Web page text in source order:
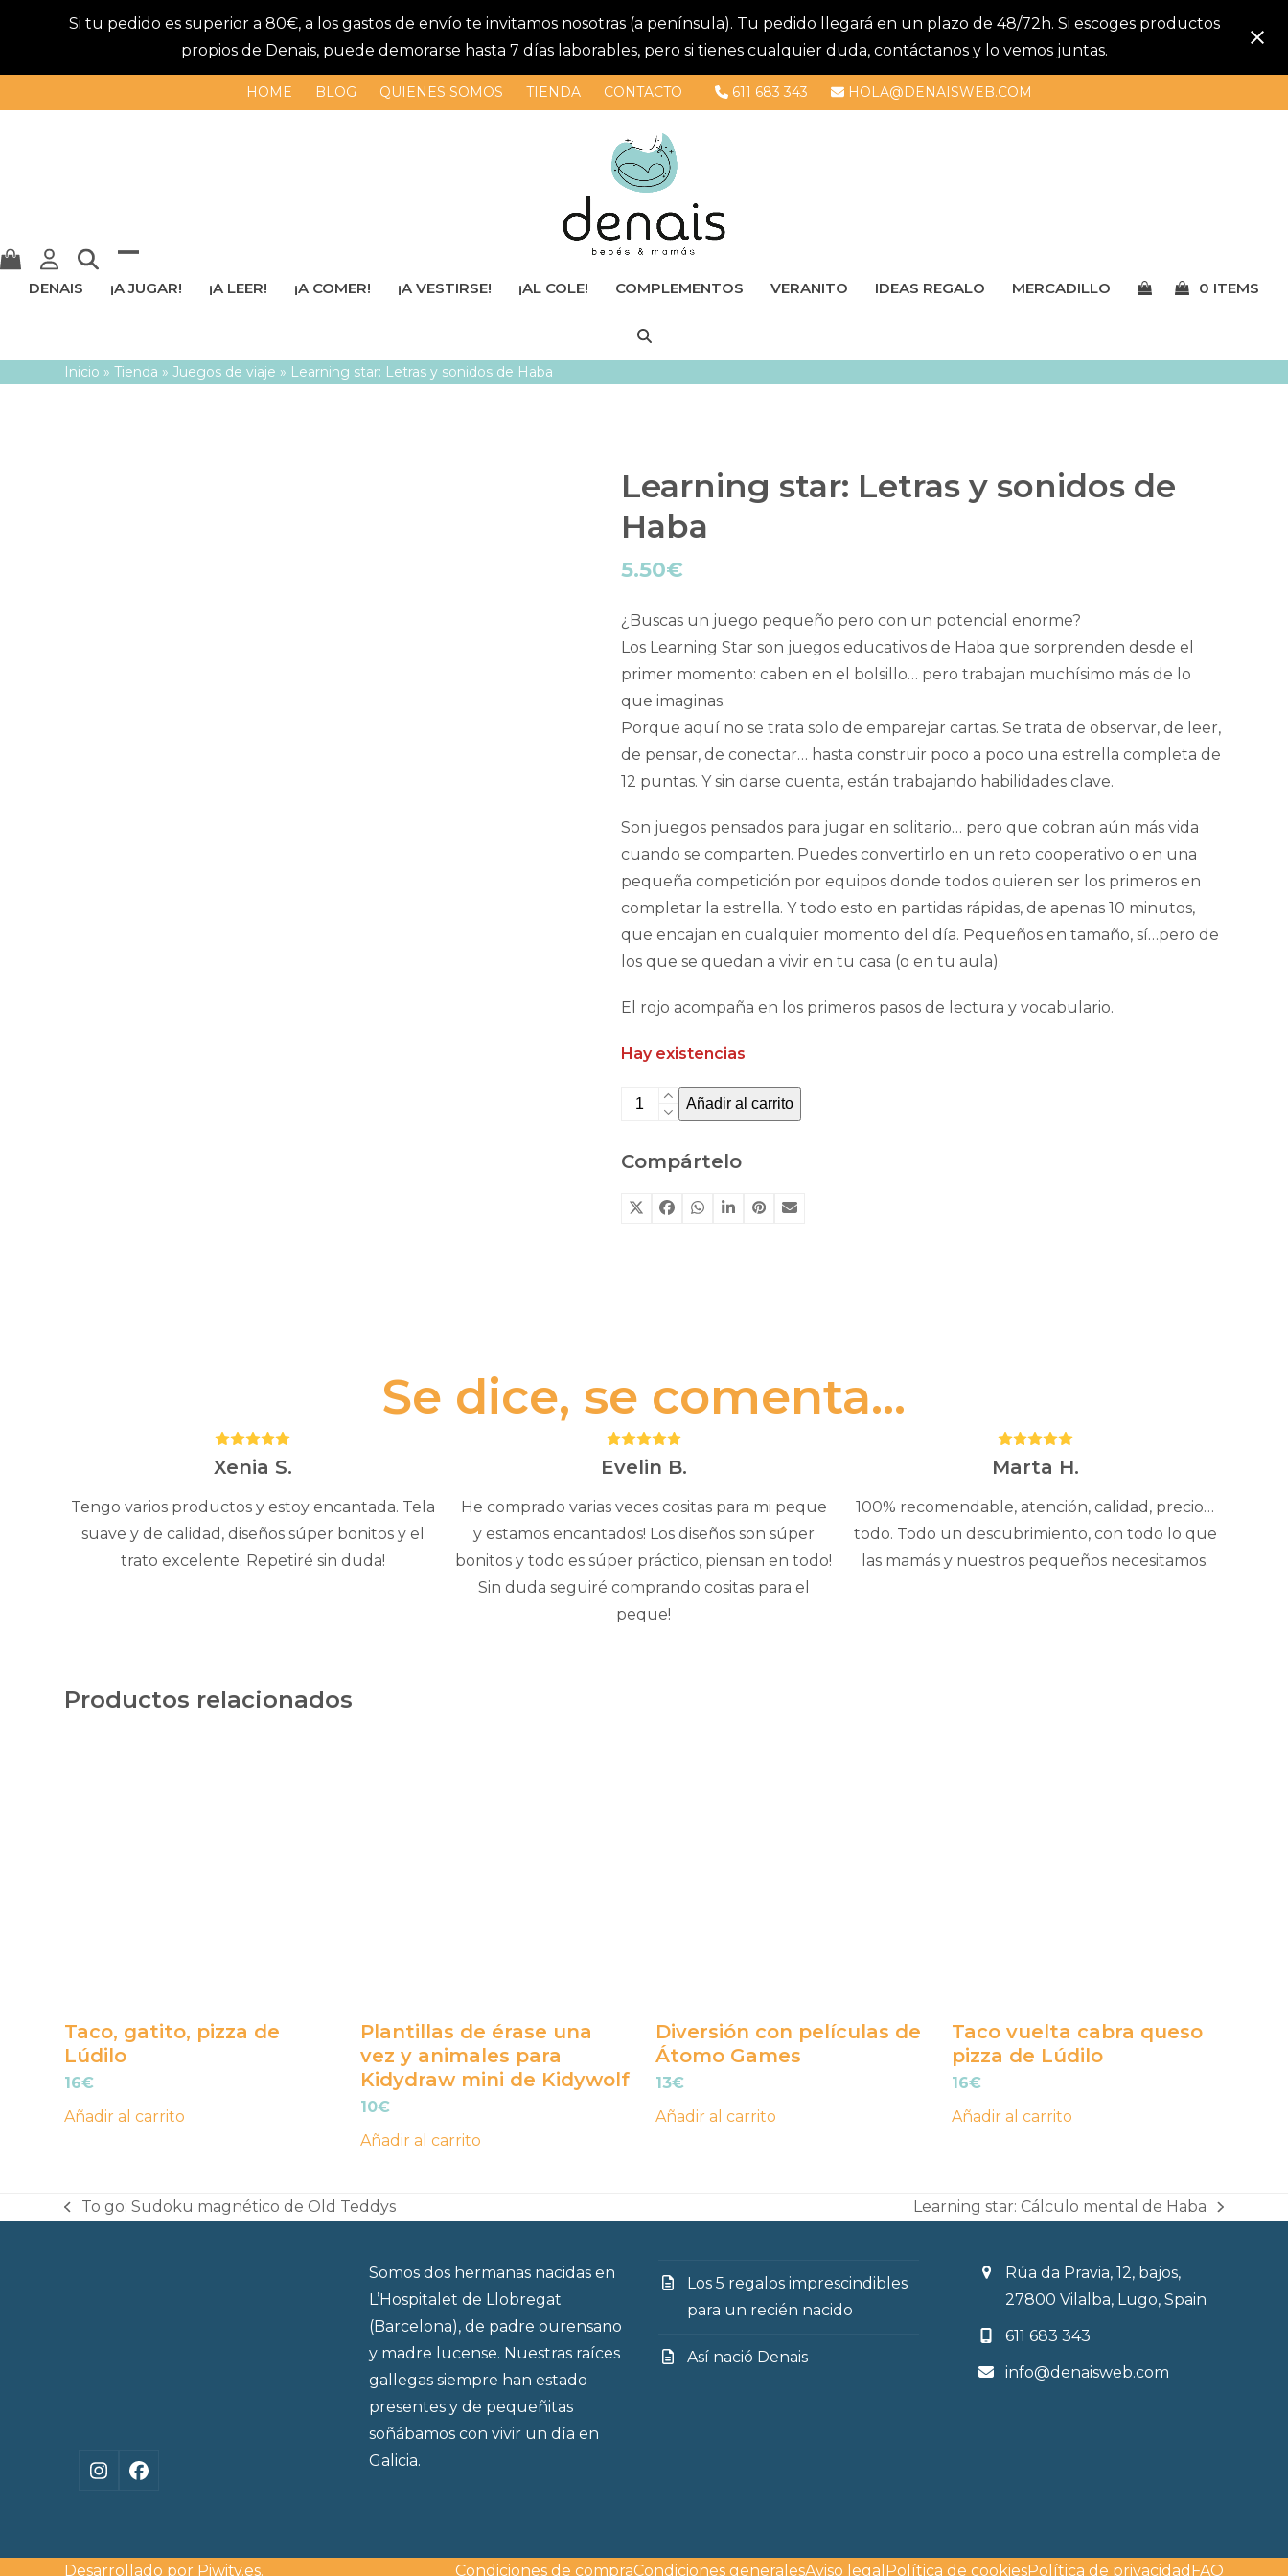
Si tu pedido es superior a 80€, a los gastos de envío te invitamos nosotras (a península). Tu pedido llegará en un plazo de 48/72h. Si escoges productos
propios de Denais, puede demorarse hasta 7 días laborables, pero si tienes cualquier duda, contáctanos y lo vemos juntas.
HOME BLOG QUIENES SOMOS TIENDA CONTACTO 611 683 343 HOLA@DENAISWEB.COM
Mostrar
menú
Cerrar
DENAIS ¡A JUGAR! ¡A LEER! ¡A COMER! ¡A VESTIRSE! ¡AL COLE! COMPLEMENTOS VERANITO IDEAS REGALO MERCADILLO 0 ITEMS
Inicio »Tienda »Juegos de viaje » Learning star: Letras y sonidos de Haba
Learning star: Letras y sonidos de
Haba
5.50€
¿Buscas un juego pequeño pero con un potencial enorme?
Los Learning Star son juegos educativos de Haba que sorprenden desde el
primer momento: caben en el bolsillo… pero trabajan muchísimo más de lo
que imaginas.
Porque aquí no se trata solo de emparejar cartas. Se trata de observar, de leer,
de pensar, de conectar… hasta construir poco a poco una estrella completa de
12 puntas. Y sin darse cuenta, están trabajando habilidades clave.
Son juegos pensados para jugar en solitario… pero que cobran aún más vida
cuando se comparten. Puedes convertirlo en un reto cooperativo o en una
pequeña competición por equipos donde todos quieren ser los primeros en
completar la estrella. Y todo esto en partidas rápidas, de apenas 10 minutos,
que encajan en cualquier momento del día. Pequeños en tamaño, sí…pero de
los que se quedan a vivir en tu casa (o en tu aula).
El rojo acompaña en los primeros pasos de lectura y vocabulario.
Hay existencias
Learning
Letras
sonidos
Añadir al carrito
Compártelo
Se dice, se comenta...
Puntuación:
5
Xenia S.
Tengo varios productos y estoy encantada. Tela
suave y de calidad, diseños súper bonitos y el
trato excelente. Repetiré sin duda!
Puntuación:
5
Evelin B.
He comprado varias veces cositas para mi peque
y estamos encantados! Los diseños son súper
bonitos y todo es súper práctico, piensan en todo!
Sin duda seguiré comprando cositas para el
peque!
Puntuación:
5
Marta H.
100% recomendable, atención, calidad, precio…
todo. Todo un descubrimiento, con todo lo que
las mamás y nuestros pequeños necesitamos.
Productos relacionados
Taco, gatito, pizza de
Lúdilo
16€
Añadir al carrito
Plantillas de érase una
vez y animales para
Kidydraw mini de Kidywolf
10€
Añadir al carrito
Diversión con películas de
Átomo Games
13€
Añadir al carrito
Taco vuelta cabra queso
pizza de Lúdilo
16€
Añadir al carrito
previous
To go: Sudoku magnético de Old Teddys
next
Learning star: Cálculo mental de Haba
Instagram
Facebook
Somos dos hermanas nacidas en
L’Hospitalet de Llobregat
(Barcelona), de padre ourensano
y madre lucense. Nuestras raíces
gallegas siempre han estado
presentes y de pequeñitas
soñábamos con vivir un día en
Galicia.
Los 5 regalos imprescindibles
para un recién nacido
Así nació Denais
Rúa da Pravia, 12, bajos,
27800 Vilalba, Lugo, Spain
611 683 343
info@denaisweb.com
Desarrollado por Piwity.es. Condiciones de compraCondiciones generalesAviso legal Política de cookiesPolítica de privacidad FAQ